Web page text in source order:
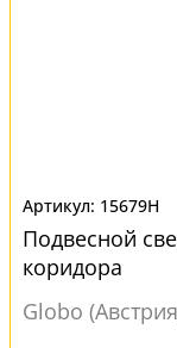
15679H
Подвесной
коридора
Globo